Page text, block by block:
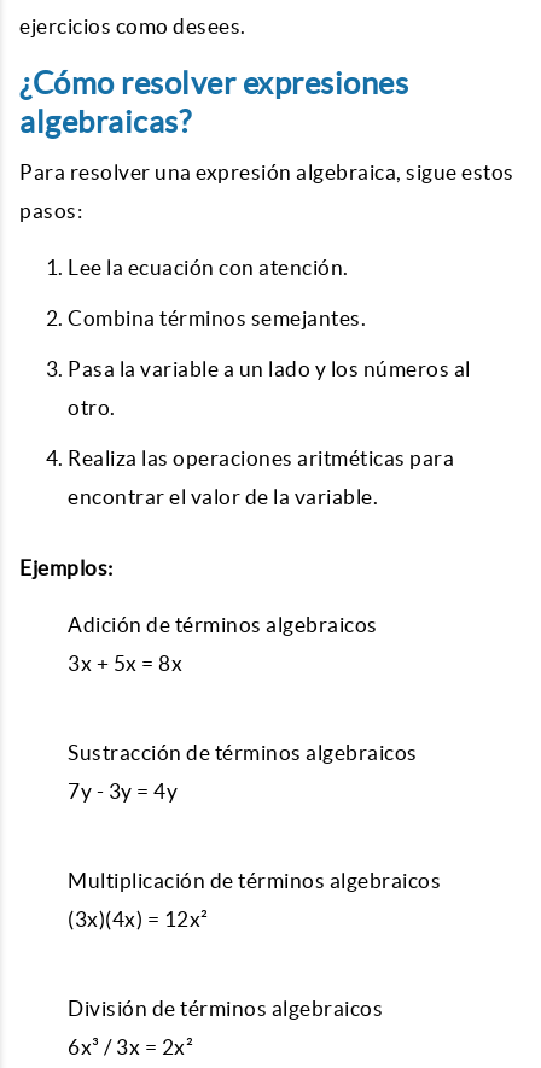
ejercicios como desees.
¿Cómo resolver expresiones
algebraicas?
Para resolver una expresión algebraica, sigue estos
pasos:
Lee la ecuación con atención.
Combina términos semejantes.
Pasa la variable a un lado y los números al
otro.
Realiza las operaciones aritméticas para
encontrar el valor de la variable.
Ejemplos:
Adición de términos algebraicos
3x + 5x = 8x
Sustracción de términos algebraicos
7y - 3y = 4y
Multiplicación de términos algebraicos
(3x)(4x) = 12x²
División de términos algebraicos
6x³ / 3x = 2x²